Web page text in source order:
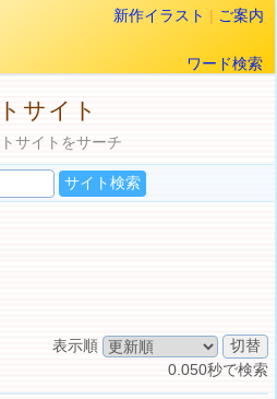
新作イラスト | ご案内
ワード検索
サイト
サイトをサーチ
表示順
0.050秒で検索